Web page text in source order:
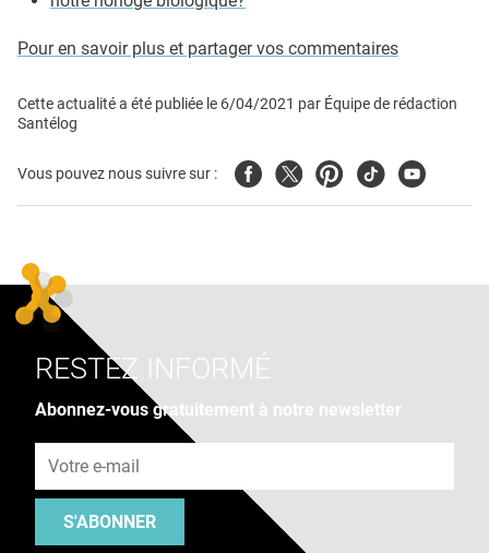
Pour en savoir plus et partager vos commentaires
Cette actualité a été publiée le 6/04/2021 par Équipe de rédaction
Santélog
Vous pouvez nous suivre sur : FacebookTwitterPinterest
TiktokYoutube
RESTEZ INFORMÉ
Abonnez-vous gratuitement à notre newsletter
S'ABONNER